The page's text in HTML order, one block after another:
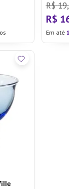
R$ 19,
R$
Em até 1